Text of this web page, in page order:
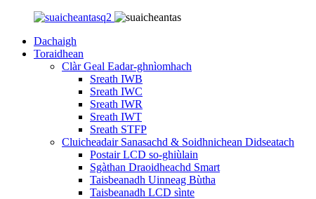
Dachaigh
Toraidhean
Clàr Geal Eadar-ghnìomhach
Sreath IWB
Sreath IWC
Sreath IWR
Sreath IWT
Sreath STFP
Cluicheadair Sanasachd & Soidhnichean Didseatach
Postair LCD so-ghiùlain
Sgàthan Draoidheachd Smart
Taisbeanadh Uinneag Bùtha
Taisbeanadh LCD sìnte